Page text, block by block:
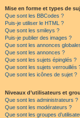
Mise en forme et types de
Que sont les BBCodes ?
Puis-je utiliser le HTML ?
Que sont les smileys ?
Puis-je publier des images ?
Que sont les annonces
Que sont les annonces ?
Que sont les sujets épinglés ?
Que sont les sujets verrouillés
Que sont les icônes de sujet ?
Niveaux d’utilisateurs et
Que sont les administrateurs ?
Que sont les modérateurs ?
Que sont les groupes